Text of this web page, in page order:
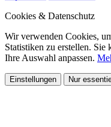
Cookies & Datenschutz
Wir verwenden Cookies,
Statistiken zu erstellen. Sie
Ihre Auswahl anpassen.
Einstellungen Nur